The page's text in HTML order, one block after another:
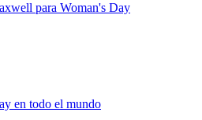
para Woman's Day
en todo el mundo